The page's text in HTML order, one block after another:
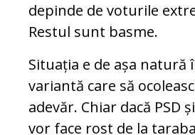
depinde de voturile
Restul sunt basme.
Situația e de așa natură
variantă care să
adevăr. Chiar dacă PSD
vor face rost de la